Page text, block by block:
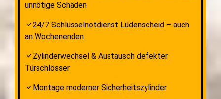
unnötige Schäden
24/7 Schlüsselnotdienst Lüdenscheid – auch
an Wochenenden
Zylinderwechsel & Austausch defekter
Türschlösser
Montage moderner Sicherheitszylinder